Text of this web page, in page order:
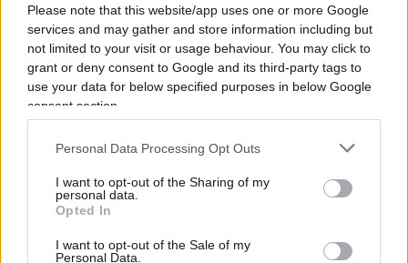
Please note that this website/app uses one or more Google
services and may gather and store information including but
not limited to your visit or usage behaviour. You may click to
grant or deny consent to Google and its third-party tags to
use your data for below specified purposes in below Google
consent section.
Personal Data Processing Opt Outs
I want to opt-out of the Sharing of my
personal data.
Opted In
I want to opt-out of the Sale of my
Personal Data.
tipico di un sistema fondato su promesse
modificabili ex post.
Due alternative
strutturali, da considerare necessarie e la cui
attuazione è ormai improcrastinabile. La prima è il
sistema a capitalizzazione
ma accumulati in conti individuali e investiti nel